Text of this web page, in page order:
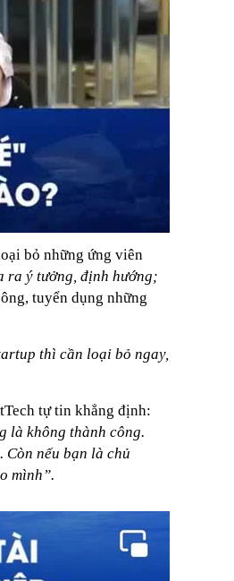
bỏ những ứng viên
ra ý tưởng, định hướng;
tuyển dụng những
thì cần loại bỏ ngay,
tự tin khẳng định:
là không thành công.
nếu bạn là chủ
mình”.